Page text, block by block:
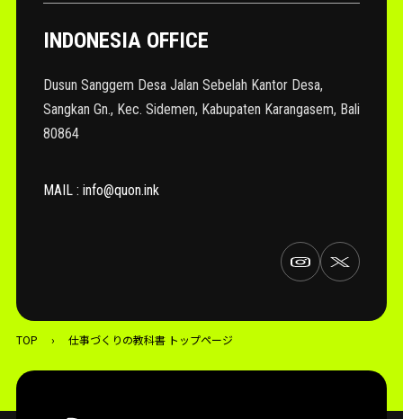
INDONESIA OFFICE
Dusun Sanggem Desa Jalan Sebelah Kantor Desa,
Sangkan Gn., Kec. Sidemen, Kabupaten Karangasem, Bali
80864
MAIL : info@quon.ink
TOP › 仕事づくりの教科書 トップページ